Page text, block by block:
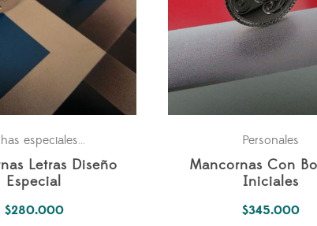
Fechas especiales
,Personales
Letras Diseño
Especial
$280.000
Personales
Mancornas Con
Iniciales
$345.000